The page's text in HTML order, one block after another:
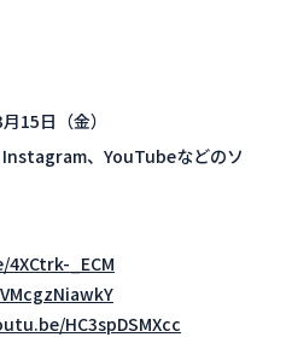
15日（金）
、YouTubeなどのソ
_ECM
HC3spDSMXcc